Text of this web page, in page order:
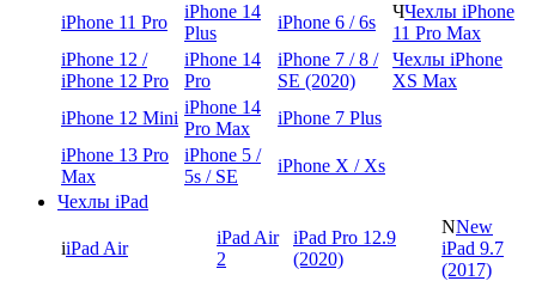
iPhone 11 Pro
iPhone 14
Plus
iPhone 6 / 6s
ЧЧехлы iPhone
11 Pro Max
iPhone 12 /
iPhone 12 Pro
iPhone 14
Pro
iPhone 7 / 8 /
SE (2020)
Чехлы iPhone
XS Max
iPhone 12 Mini
iPhone 14
Pro Max
iPhone 7 Plus
iPhone 13 Pro
Max
iPhone 5 /
5s / SE
iPhone X / Xs
Чехлы iPad
iiPad Air
iPad Air
2
iPad Pro 12.9
(2020)
NNew
iPad 9.7
(2017)